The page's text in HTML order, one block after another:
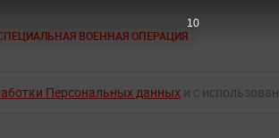
ВОЕННАЯ ОПЕРАЦИЯ
Персональных данных и с
9